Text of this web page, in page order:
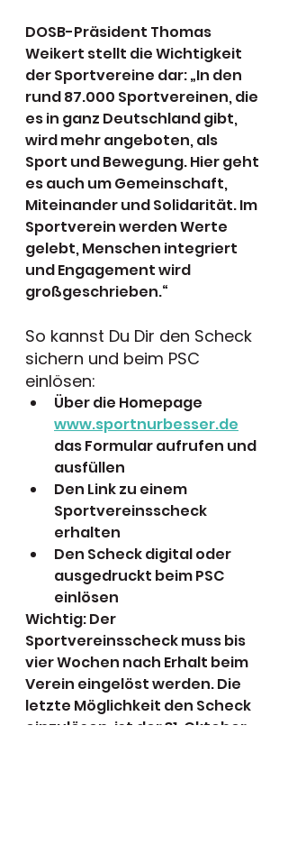
DOSB-Präsident Thomas
Weikert stellt die Wichtigkeit
der Sportvereine dar: „In den
rund 87.000 Sportvereinen, die
es in ganz Deutschland gibt,
wird mehr angeboten, als
Sport und Bewegung. Hier geht
es auch um Gemeinschaft,
Miteinander und Solidarität. Im
Sportverein werden Werte
gelebt, Menschen integriert
und Engagement wird
großgeschrieben.“
So kannst Du Dir den Scheck
sichern und beim PSC
einlösen:
Über die Homepage
www.sportnurbesser.de
das Formular aufrufen und
ausfüllen
Den Link zu einem
Sportvereinsscheck
erhalten
Den Scheck digital oder
ausgedruckt beim PSC
einlösen
Wichtig: Der
Sportvereinsscheck muss bis
vier Wochen nach Erhalt beim
Verein eingelöst werden. Die
letzte Möglichkeit den Scheck
einzulösen, ist der 31. Oktober